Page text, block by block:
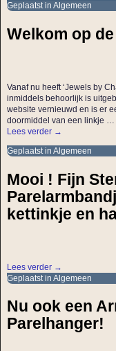
Geplaatst in Algemeen
Welkom op
Vanaf nu heeft ‘Jewels by
inmiddels behoorlijk is
website vernieuwd en is er
doormiddel van een linkje
Lees verder →
Geplaatst in Algemeen
Mooi ! Fijn
kettinkje en
Lees verder →
Geplaatst in Algemeen
Nu ook een
Parelhanger!